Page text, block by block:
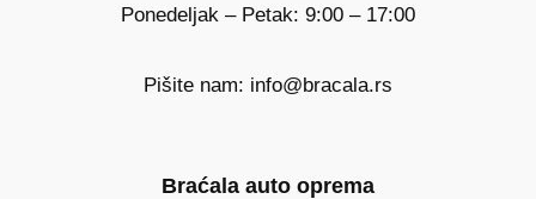
Ponedeljak – Petak: 9:00 – 17:00
Pišite nam: info@bracala.rs
Braćala auto oprema